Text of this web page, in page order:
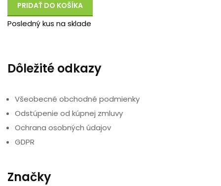
PRIDAŤ DO KOŠÍKA
Posledný kus na sklade
Dôležité odkazy
Všeobecné obchodné podmienky
Odstúpenie od kúpnej zmluvy
Ochrana osobných údajov
GDPR
Značky